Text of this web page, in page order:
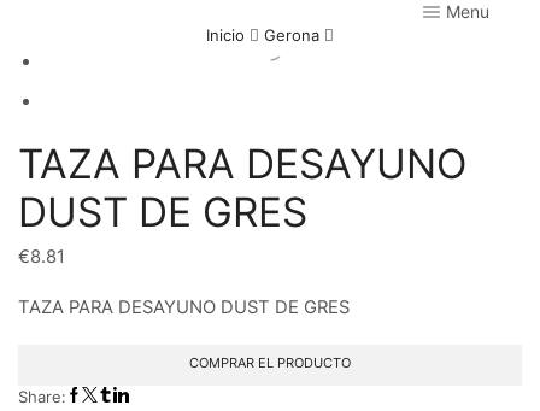
Menu
Inicio Gerona
TAZA PARA DESAYUNO
DUST DE GRES
€8.81
TAZA PARA DESAYUNO DUST DE GRES
COMPRAR EL PRODUCTO
Share: